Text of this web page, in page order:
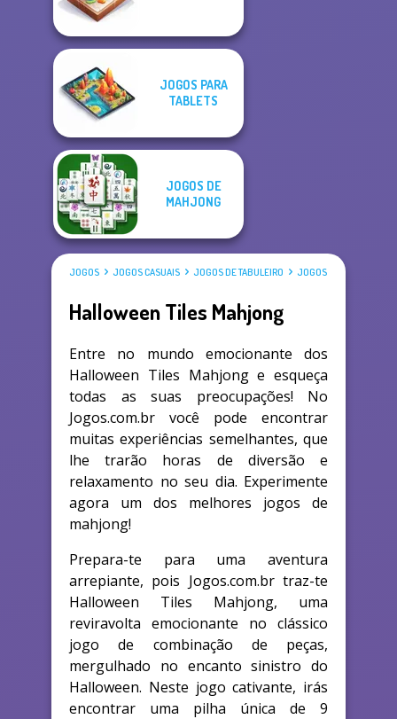
JOGOS PARA
TABLETS
JOGOS DE
MAHJONG
JOGOS JOGOS CASUAIS JOGOS DE TABULEIRO JOGOS DE MAHJONG
Halloween Tiles Mahjong
Entre no mundo emocionante dos
Halloween Tiles Mahjong e esqueça
todas as suas preocupações! No
Jogos.com.br você pode encontrar
muitas experiências semelhantes, que
lhe trarão horas de diversão e
relaxamento no seu dia. Experimente
agora um dos melhores jogos de
mahjong!
Prepara-te para uma aventura
arrepiante, pois Jogos.com.br traz-te
Halloween Tiles Mahjong, uma
reviravolta emocionante no clássico
jogo de combinação de peças,
mergulhado no encanto sinistro do
Halloween. Neste jogo cativante, irás
encontrar uma pilha única de 9